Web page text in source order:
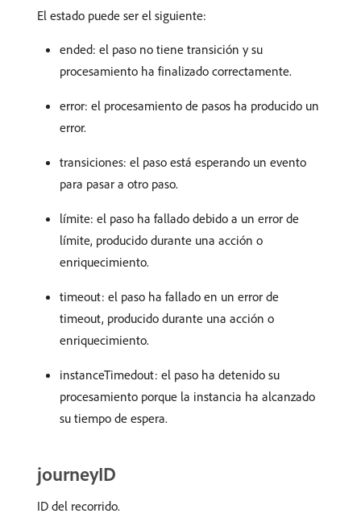
El estado puede ser el siguiente:
ended: el paso no tiene transición y su
procesamiento ha finalizado correctamente.
error: el procesamiento de pasos ha producido un
error.
transiciones: el paso está esperando un evento
para pasar a otro paso.
límite: el paso ha fallado debido a un error de
límite, producido durante una acción o
enriquecimiento.
timeout: el paso ha fallado en un error de
timeout, producido durante una acción o
enriquecimiento.
instanceTimedout: el paso ha detenido su
procesamiento porque la instancia ha alcanzado
su tiempo de espera.
journeyID
ID del recorrido.